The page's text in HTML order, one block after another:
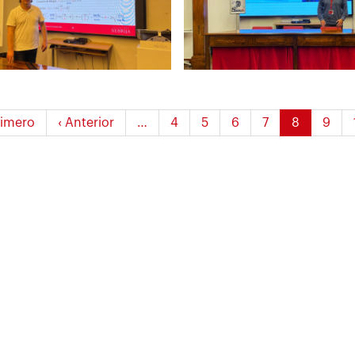
Página
anterior
‹ Anterior … Página
4 Página
5 Página
6 Página
7
Página
actual
8 9